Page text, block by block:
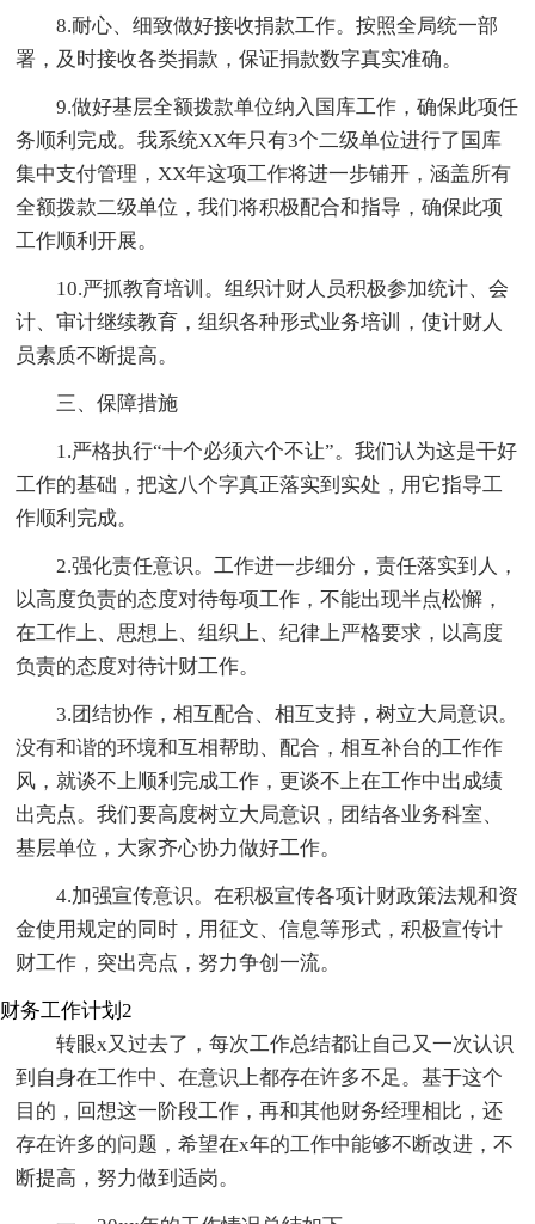
8.耐心、细致做好接收捐款工作。按照全局统一部
署，及时接收各类捐款，保证捐款数字真实准确。
9.做好基层全额拨款单位纳入国库工作，确保此项任
务顺利完成。我系统XX年只有3个二级单位进行了国库
集中支付管理，XX年这项工作将进一步铺开，涵盖所有
全额拨款二级单位，我们将积极配合和指导，确保此项
工作顺利开展。
10.严抓教育培训。组织计财人员积极参加统计、会
计、审计继续教育，组织各种形式业务培训，使计财人
员素质不断提高。
三、保障措施
1.严格执行“十个必须六个不让”。我们认为这是干好
工作的基础，把这八个字真正落实到实处，用它指导工
作顺利完成。
2.强化责任意识。工作进一步细分，责任落实到人，
以高度负责的态度对待每项工作，不能出现半点松懈，
在工作上、思想上、组织上、纪律上严格要求，以高度
负责的态度对待计财工作。
3.团结协作，相互配合、相互支持，树立大局意识。
没有和谐的环境和互相帮助、配合，相互补台的工作作
风，就谈不上顺利完成工作，更谈不上在工作中出成绩
出亮点。我们要高度树立大局意识，团结各业务科室、
基层单位，大家齐心协力做好工作。
4.加强宣传意识。在积极宣传各项计财政策法规和资
金使用规定的同时，用征文、信息等形式，积极宣传计
财工作，突出亮点，努力争创一流。
财务工作计划2
转眼x又过去了，每次工作总结都让自己又一次认识
到自身在工作中、在意识上都存在许多不足。基于这个
目的，回想这一阶段工作，再和其他财务经理相比，还
存在许多的问题，希望在x年的工作中能够不断改进，不
断提高，努力做到适岗。